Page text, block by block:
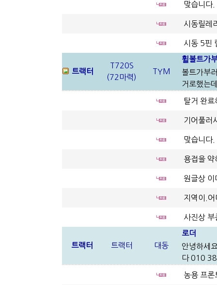
맞습니다
시동릴레
시동 5핀
트랙터
T720S
(72마력)
TYM
휠볼트가
볼트가부
거로했는
탈거 완
기어풀러
맞습니다
용접을 약
원글상 이
지역이.
사진상 부
트랙터 트랙터 대동
로더
안녕하세
다 010
농용 프